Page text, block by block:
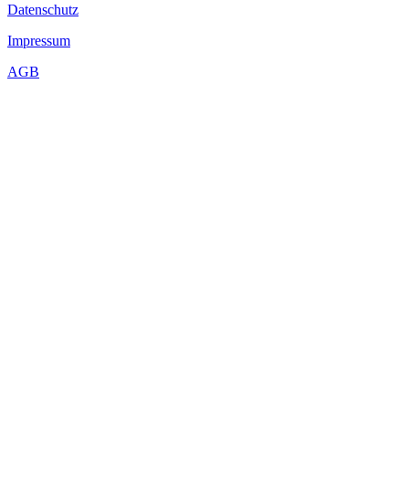
Datenschutz
Impressum
AGB